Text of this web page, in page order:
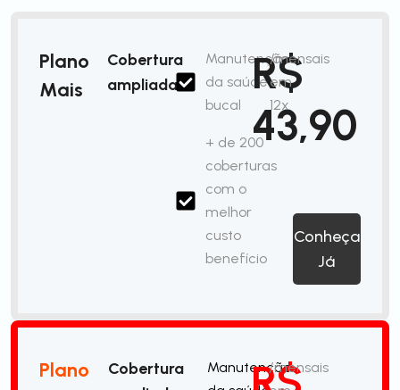
Plano
Mais
Cobertura
ampliada
Manutenção
da saúde
bucal
+ de 200
coberturas
com o
melhor
custo
benefício
R$
43,90
/mensais
em
12x
Conheça
Já
Plano
Cobertura
Manutenção/mensais